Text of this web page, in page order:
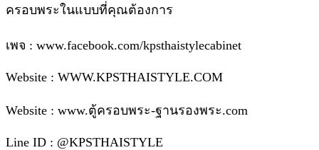
ครอบพระในแบบที่คุณต้องการ
เพจ : www.facebook.com/kpsthaistylecabinet
Website : WWW.KPSTHAISTYLE.COM
Website : www.ตู้ครอบพระ-ฐานรองพระ.com
Line ID : @KPSTHAISTYLE